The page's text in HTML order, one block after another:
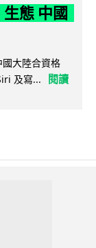
態 中國
大陸合資格
及寫...
閱讀